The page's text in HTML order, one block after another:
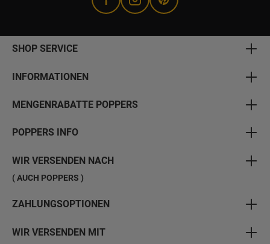
SHOP SERVICE
INFORMATIONEN
MENGENRABATTE POPPERS
POPPERS INFO
WIR VERSENDEN NACH
( AUCH POPPERS )
ZAHLUNGSOPTIONEN
WIR VERSENDEN MIT